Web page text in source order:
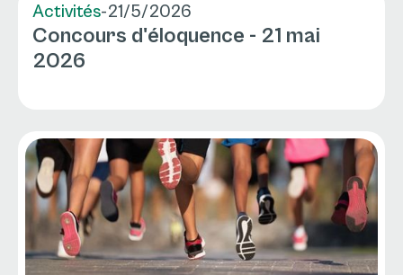
Activités-21/5/2026
Concours d'éloquence - 21 mai
2026